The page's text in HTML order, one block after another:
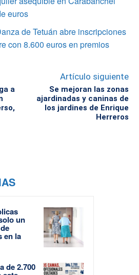
euros
de Tetuán abre inscripciones
con 8.600 euros en premios
a
Artículo siguiente
Se mejoran las zonas
ajardinadas y caninas de
los jardines de Enrique
Herreros
un
en la
de 2.700